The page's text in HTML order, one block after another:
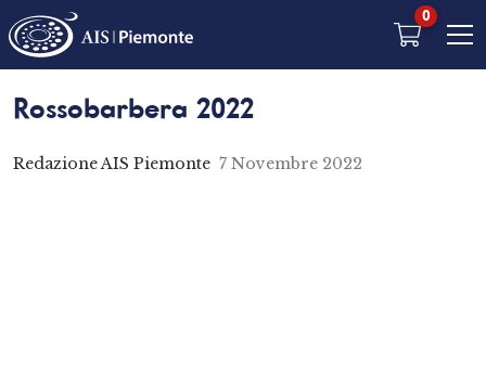
0
Rossobarbera 2022
Redazione AIS Piemonte 7 Novembre 2022